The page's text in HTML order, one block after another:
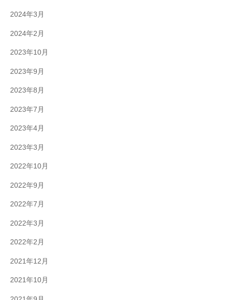
2024年3月
2024年2月
2023年10月
2023年9月
2023年8月
2023年7月
2023年4月
2023年3月
2022年10月
2022年9月
2022年7月
2022年3月
2022年2月
2021年12月
2021年10月